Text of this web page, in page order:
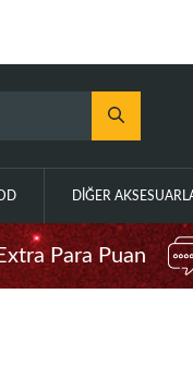
DIĞER
Para Puan